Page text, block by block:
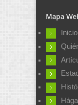
Mapa
Inicio